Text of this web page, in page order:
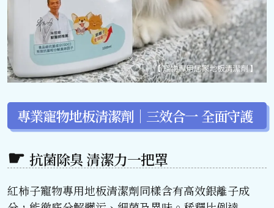
專業寵物地板清潔劑｜三效合一 全面守護
抗菌除臭 清潔力一把罩
紅柿子寵物專用地板清潔劑同樣含有高效銀離子成